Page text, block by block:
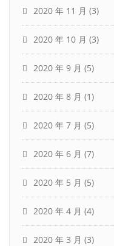
2020 年 11 月 (3)
2020 年 10 月 (3)
2020 年 9 月 (5)
2020 年 8 月 (1)
2020 年 7 月 (5)
2020 年 6 月 (7)
2020 年 5 月 (5)
2020 年 4 月 (4)
2020 年 3 月 (3)